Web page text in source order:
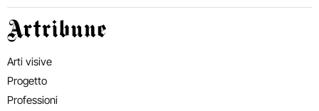
Artribune
Arti visive
Progetto
Professioni